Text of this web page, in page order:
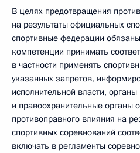
В целях предотвращения
на результаты официальных
спортивные федерации
компетенции принимать
в частности применять
указанных запретов,
исполнительной власти,
и правоохранительные органы
противоправного влияния на
спортивных соревнований
включать в регламенты